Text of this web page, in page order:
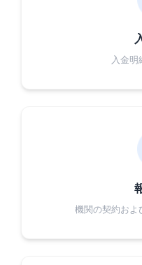
入金明
機関の契約およ